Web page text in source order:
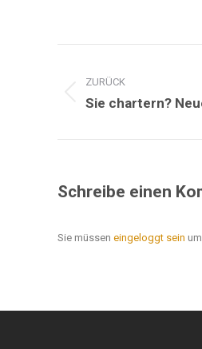
ZURÜCK
Vorheriger
Sie chartern?
Schreibe einen
Sie müssen eingeloggt sein